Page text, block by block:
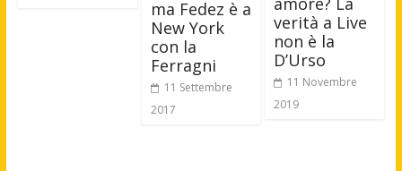
ma Fedez è a
New York
con la
Ferragni
11 Settembre
2017
verità a Live
non è la
D’Urso
11 Novembre
2019